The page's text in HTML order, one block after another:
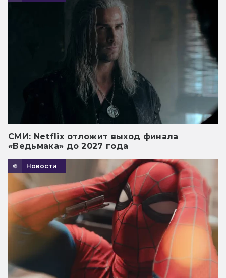
СМИ: Netflix отложит выход финала
«Ведьмака» до 2027 года
Новости